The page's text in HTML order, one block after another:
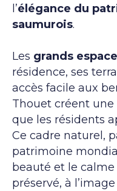
l’élégance du
saumurois.
Les grands
résidence, ses
accès facile aux
Thouet créent
que les résidents
Ce cadre naturel,
patrimoine
beauté et le
préservé, à